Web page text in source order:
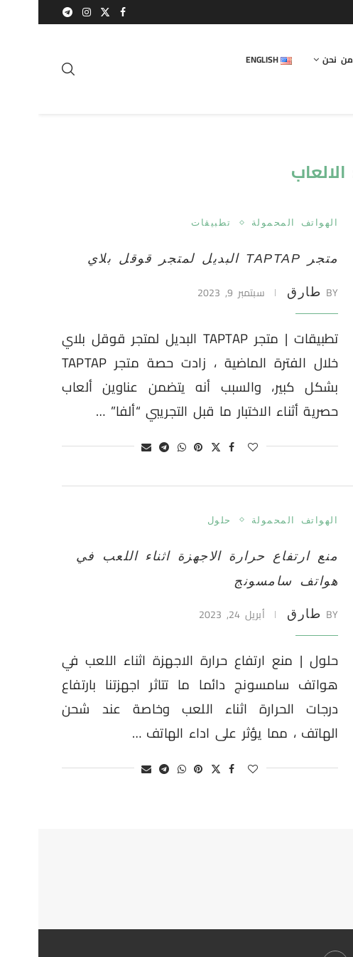
من نحن ENGLISH
الالعاب
الهواتف المحمولة تطبيقات
متجر TAPTAP البديل لمتجر قوقل بلاي
BY طارق سبتمبر 9, 2023
تطبيقات | متجر TAPTAP البديل لمتجر قوقل بلاي
خلال الفترة الماضية ، زادت حصة متجر TAPTAP
بشكل كبير، والسبب أنه يتضمن عناوين ألعاب
حصرية أثناء الاختبار ما قبل التجريبي “ألفا” …
الهواتف المحمولة حلول
منع ارتفاع حرارة الاجهزة اثناء اللعب في
هواتف سامسونج
BY طارق أبريل 24, 2023
حلول | منع ارتفاع حرارة الاجهزة اثناء اللعب في
هواتف سامسونج دائما ما تتاثر اجهزتنا بارتفاع
درجات الحرارة اثناء اللعب وخاصة عند شحن
الهاتف ، مما يؤثر على اداء الهاتف …